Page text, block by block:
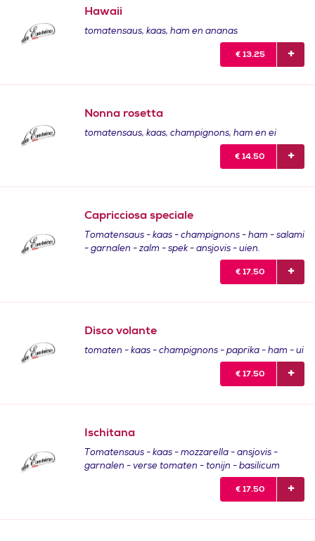
Hawaii
tomatensaus, kaas, ham en ananas
€ 13.25
Nonna rosetta
tomatensaus, kaas, champignons, ham en ei
€ 14.50
Capricciosa speciale
Tomatensaus - kaas - champignons - ham - salami
- garnalen - zalm - spek - ansjovis - uien.
€ 17.50
Disco volante
tomaten - kaas - champignons - paprika - ham - ui
€ 17.50
Ischitana
Tomatensaus - kaas - mozzarella - ansjovis -
garnalen - verse tomaten - tonijn - basilicum
€ 17.50